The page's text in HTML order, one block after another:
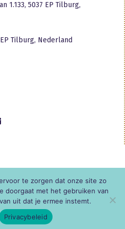
1.133, 5037 EP Tilburg,
Tilburg, Nederland
© KNR
te zorgen dat onze site zo
doorgaat met het gebruiken van
uit dat je ermee instemt.
Privacybeleid